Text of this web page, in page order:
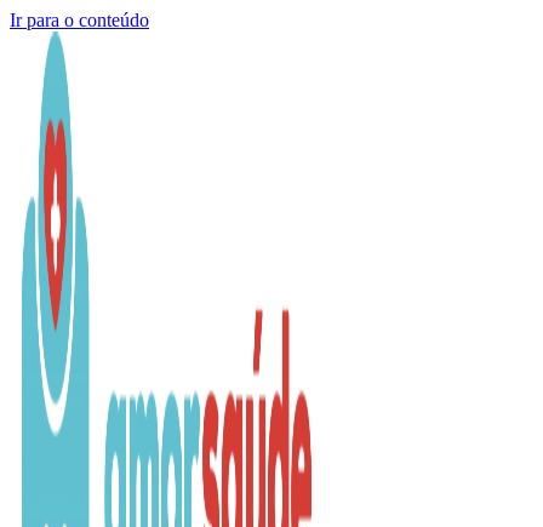
Ir para o conteúdo